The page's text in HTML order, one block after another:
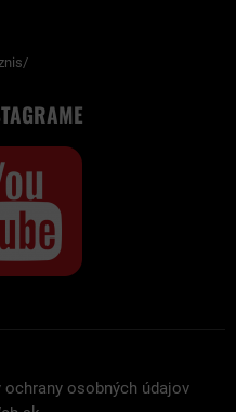
ochrany osobných údajov